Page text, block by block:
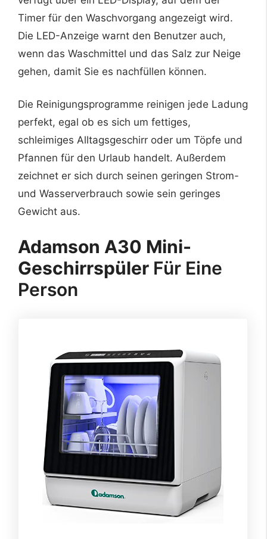
Timer für den Waschvorgang angezeigt wird.
Die LED-Anzeige warnt den Benutzer auch,
wenn das Waschmittel und das Salz zur Neige
gehen, damit Sie es nachfüllen können.
Die Reinigungsprogramme reinigen jede Ladung
perfekt, egal ob es sich um fettiges,
schleimiges Alltagsgeschirr oder um Töpfe und
Pfannen für den Urlaub handelt. Außerdem
zeichnet er sich durch seinen geringen Strom-
und Wasserverbrauch sowie sein geringes
Gewicht aus.
Adamson A30 Mini-
Geschirrspüler Für Eine
Person